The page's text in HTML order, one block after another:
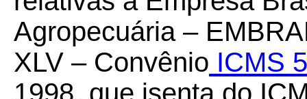
Agropecuária –
XLV – Convênio ICMS
1998, que isenta do